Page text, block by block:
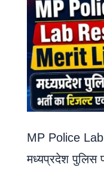
MP Police
मध्यप्रदेश पुलिस